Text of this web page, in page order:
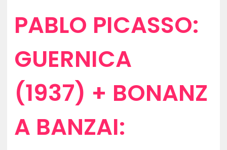
PABLO PICASSO:
GUERNICA
(1937) + BONANZ
A BANZAI: